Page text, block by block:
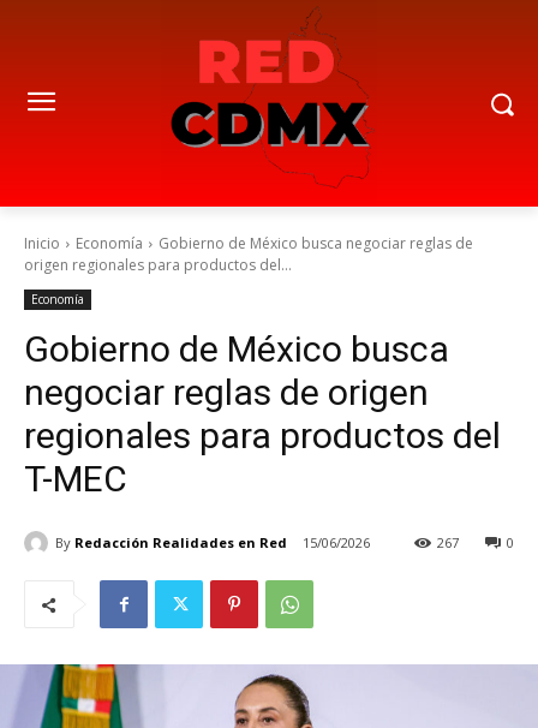
Inicio Economía
Gobierno de México busca negociar reglas de
origen regionales para productos del...
Economía
Gobierno de México busca
negociar reglas de origen
regionales para productos del
T-MEC
By Redacción Realidades en Red 15/06/2026 0
267